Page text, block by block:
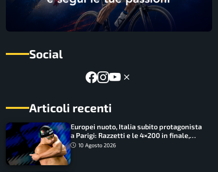
Social
Articoli recenti
Europei nuoto, Italia subito protagonista
a Parigi: Razzetti e le 4×200 in finale,
Quadarella domina gli 800
10 Agosto 2026